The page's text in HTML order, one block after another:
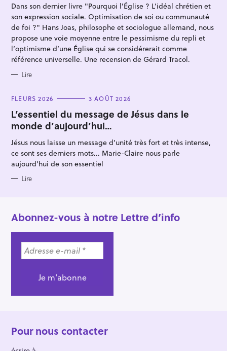
O
I
E
S
Dans son dernier livre "Pourquoi l'Église ? L’idéal chrétien et
son expression sociale. Optimisation de soi ou communauté
de foi ?" Hans Joas, philosophe et sociologue allemand, nous
propose une voie moyenne entre le pessimisme du repli et
l’optimisme d’une Église qui se considérerait comme
référence universelle. Une recension de Gérard Tracol.
Lire
C
T
E
G
O
I
E
S
FLEURS 2026 3 AOÛT 2026
L’essentiel du message de Jésus dans le
monde d’aujourd’hui…
Jésus nous laisse un message d’unité très fort et très intense,
ce sont ses derniers mots... Marie-Claire nous parle
aujourd'hui de son essentiel
Lire
Abonnez-vous à notre Lettre d’info
Pour nous contacter